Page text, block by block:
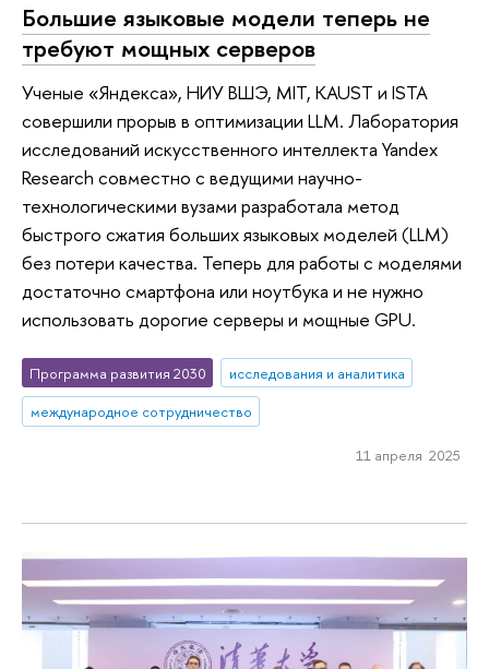
Большие языковые модели теперь не
требуют мощных серверов
Ученые «Яндекса», НИУ ВШЭ, MIT, KAUST и ISTA
совершили прорыв в оптимизации LLM. Лаборатория
исследований искусственного интеллекта Yandex
Research совместно с ведущими научно-
технологическими вузами разработала метод
быстрого сжатия больших языковых моделей (LLM)
без потери качества. Теперь для работы с моделями
достаточно смартфона или ноутбука и не нужно
использовать дорогие серверы и мощные GPU.
Программа развития 2030
исследования и аналитика
международное сотрудничество
11 апреля 2025